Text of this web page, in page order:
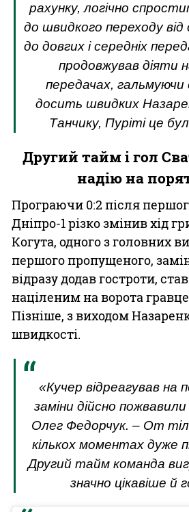
рахунку, логічно
до швидкого переходу
до довгих і середніх
продовжував діяти
передачах, гальмуючи
досить швидких
Танчику, Пуріті це
Другий тайм і гол
надію на
Програючи 0:2 після
Дніпро-1 різко змінив хід
Когута, одного з головних
першого пропущеного,
відразу додав гостроти,
націленим на ворота
Пізніше, з виходом
швидкості.
«Кучер відреагував на
заміни дійсно пожвавили
Олег Федорчук. ‒ От
кількох моментах дуже
Другий тайм команда
значно цікавіше й